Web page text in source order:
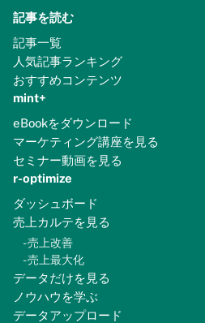
記事を読む
記事一覧
人気記事ランキング
おすすめコンテンツ
mint+
eBookをダウンロード
マーケティング講座を見る
セミナー動画を見る
r-optimize
ダッシュボード
売上カルテを見る
-売上改善
-売上最大化
データだけを見る
ノウハウを学ぶ
データアップロード